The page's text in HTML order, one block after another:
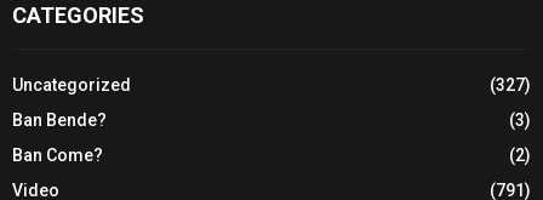
CATEGORIES
Uncategorized
(327)
Ban Bende?
(3)
Ban Come?
(2)
Video
(791)